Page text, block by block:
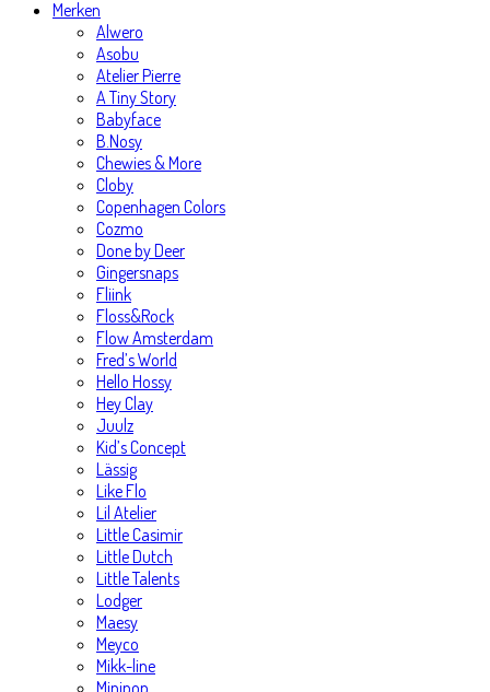
Merken
Alwero
Asobu
Atelier Pierre
A Tiny Story
Babyface
B.Nosy
Chewies & More
Cloby
Copenhagen Colors
Cozmo
Done by Deer
Gingersnaps
Fliink
Floss&Rock
Flow Amsterdam
Fred’s World
Hello Hossy
Hey Clay
Juulz
Kid’s Concept
Lässig
Like Flo
Lil Atelier
Little Casimir
Little Dutch
Little Talents
Lodger
Maesy
Meyco
Mikk-line
Minipop